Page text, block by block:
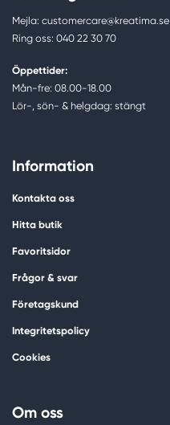
Mejla: customercare@kreatima.se
Ring oss: 040 22 30 70
Öppettider:
Mån-fre: 08.00-18.00
Lör-, sön- & helgdag: stängt
Information
Kontakta oss
Hitta butik
Favoritsidor
Frågor & svar
Företagskund
Integritetspolicy
Cookies
Om oss